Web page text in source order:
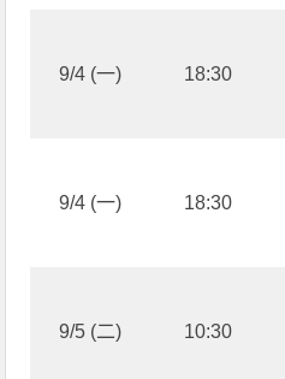
9/4 (一) 18:30
9/4 (一) 18:30
9/5 (二) 10:30